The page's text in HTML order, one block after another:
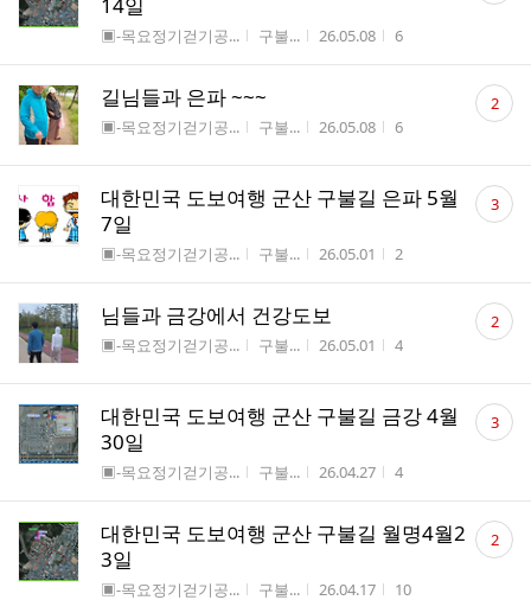
게시판명
▣-목요정기걷기공... 작성자
구불... 작성시간
26.05.08 조회수
6
길님들과 은파 ~~~
게시판명
▣-목요정기걷기공... 작성자
구불... 작성시간
26.05.08 조회수
6
댓
글 2
대한민국 도보여행 군산 구불길 은파 5월
7일
게시판명
▣-목요정기걷기공... 작성자
구불... 작성시간
26.05.01 조회수
2
댓
글 3
님들과 금강에서 건강도보
게시판명
▣-목요정기걷기공... 작성자
구불... 작성시간
26.05.01 조회수
4
댓
글 2
대한민국 도보여행 군산 구불길 금강 4월
30일
게시판명
▣-목요정기걷기공... 작성자
구불... 작성시간
26.04.27 조회수
4
댓
글 3
대한민국 도보여행 군산 구불길 월명4월2
3일
게시판명
▣-목요정기걷기공... 작성자
구불... 작성시간
26.04.17 조회수
10
댓
글 2